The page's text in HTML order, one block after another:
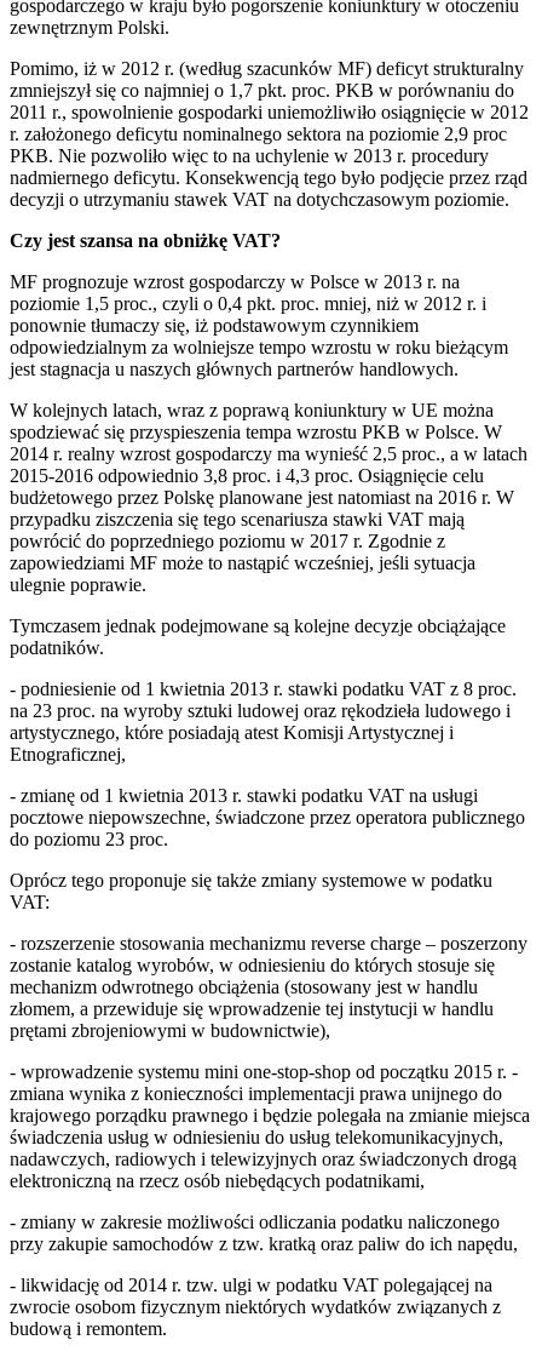
gospodarczego w kraju było pogorszenie koniunktury w otoczeniu
zewnętrznym Polski.
Pomimo, iż w 2012 r. (według szacunków MF) deficyt strukturalny
zmniejszył się co najmniej o 1,7 pkt. proc. PKB w porównaniu do
2011 r., spowolnienie gospodarki uniemożliwiło osiągnięcie w 2012
r. założonego deficytu nominalnego sektora na poziomie 2,9 proc
PKB. Nie pozwoliło więc to na uchylenie w 2013 r. procedury
nadmiernego deficytu. Konsekwencją tego było podjęcie przez rząd
decyzji o utrzymaniu stawek VAT na dotychczasowym poziomie.
Czy jest szansa na obniżkę VAT?
MF prognozuje wzrost gospodarczy w Polsce w 2013 r. na
poziomie 1,5 proc., czyli o 0,4 pkt. proc. mniej, niż w 2012 r. i
ponownie tłumaczy się, iż podstawowym czynnikiem
odpowiedzialnym za wolniejsze tempo wzrostu w roku bieżącym
jest stagnacja u naszych głównych partnerów handlowych.
W kolejnych latach, wraz z poprawą koniunktury w UE można
spodziewać się przyspieszenia tempa wzrostu PKB w Polsce. W
2014 r. realny wzrost gospodarczy ma wynieść 2,5 proc., a w latach
2015-2016 odpowiednio 3,8 proc. i 4,3 proc. Osiągnięcie celu
budżetowego przez Polskę planowane jest natomiast na 2016 r. W
przypadku ziszczenia się tego scenariusza stawki VAT mają
powrócić do poprzedniego poziomu w 2017 r. Zgodnie z
zapowiedziami MF może to nastąpić wcześniej, jeśli sytuacja
ulegnie poprawie.
Tymczasem jednak podejmowane są kolejne decyzje obciążające
podatników.
- podniesienie od 1 kwietnia 2013 r. stawki podatku VAT z 8 proc.
na 23 proc. na wyroby sztuki ludowej oraz rękodzieła ludowego i
artystycznego, które posiadają atest Komisji Artystycznej i
Etnograficznej,
- zmianę od 1 kwietnia 2013 r. stawki podatku VAT na usługi
pocztowe niepowszechne, świadczone przez operatora publicznego
do poziomu 23 proc.
Oprócz tego proponuje się także zmiany systemowe w podatku
VAT:
- rozszerzenie stosowania mechanizmu reverse charge – poszerzony
zostanie katalog wyrobów, w odniesieniu do których stosuje się
mechanizm odwrotnego obciążenia (stosowany jest w handlu
złomem, a przewiduje się wprowadzenie tej instytucji w handlu
prętami zbrojeniowymi w budownictwie),
- wprowadzenie systemu mini one-stop-shop od początku 2015 r. -
zmiana wynika z konieczności implementacji prawa unijnego do
krajowego porządku prawnego i będzie polegała na zmianie miejsca
świadczenia usług w odniesieniu do usług telekomunikacyjnych,
nadawczych, radiowych i telewizyjnych oraz świadczonych drogą
elektroniczną na rzecz osób niebędących podatnikami,
- zmiany w zakresie możliwości odliczania podatku naliczonego
przy zakupie samochodów z tzw. kratką oraz paliw do ich napędu,
- likwidację od 2014 r. tzw. ulgi w podatku VAT polegającej na
zwrocie osobom fizycznym niektórych wydatków związanych z
budową i remontem.